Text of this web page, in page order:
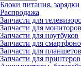
Блоки питания, зарядки
Распродажа
Запчасти для
Запчасти для мониторов
Запчасти для ноутбуков
Запчасти для
Запчасти для планшетов
Запчасти для принтеров